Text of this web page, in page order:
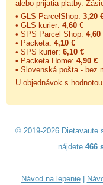
alebo prijatia platby.
• GLS ParcelShop: 3,20
• GLS kurier: 4,60 €
• SPS Parcel Shop: 4,60
• Packeta: 4,10 €
• SPS kurier: 6,10 €
• Packeta Home: 4,90 €
• Slovenská pošta - bez
U objednávok s
© 2019-2026
nájdete 466
Návod na lepenie|